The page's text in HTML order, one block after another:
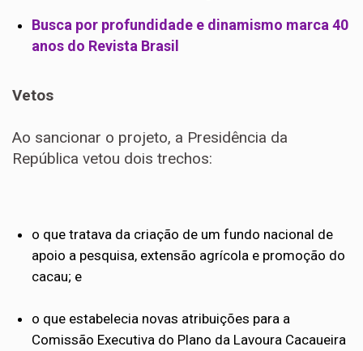
Busca por profundidade e dinamismo marca 40
anos do Revista Brasil
Vetos
Ao sancionar o projeto, a Presidência da
República vetou dois trechos:
o que tratava da criação de um fundo nacional de
apoio a pesquisa, extensão agrícola e promoção do
cacau; e
o que estabelecia novas atribuições para a
Comissão Executiva do Plano da Lavoura Cacaueira